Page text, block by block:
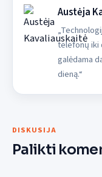
Austėja
telefonų iki
galėdama
dieną.“
DISKUSIJA
Palikti